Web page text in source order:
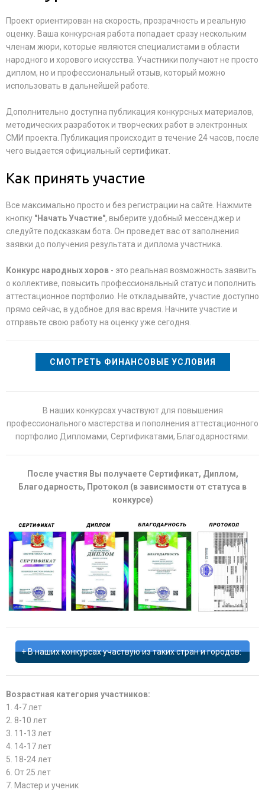
Проект ориентирован на скорость, прозрачность и реальную
оценку. Ваша конкурсная работа попадает сразу нескольким
членам жюри, которые являются специалистами в области
народного и хорового искусства. Участники получают не просто
диплом, но и профессиональный отзыв, который можно
использовать в дальнейшей работе.
Дополнительно доступна публикация конкурсных материалов,
методических разработок и творческих работ в электронных
СМИ проекта. Публикация происходит в течение 24 часов, после
чего выдается официальный сертификат.
Как принять участие
Все максимально просто и без регистрации на сайте. Нажмите
кнопку "Начать Участие", выберите удобный мессенджер и
следуйте подсказкам бота. Он проведет вас от заполнения
заявки до получения результата и диплома участника.
Конкурс народных хоров - это реальная возможность заявить
о коллективе, повысить профессиональный статус и пополнить
аттестационное портфолио. Не откладывайте, участие доступно
прямо сейчас, в удобное для вас время. Начните участие и
отправьте свою работу на оценку уже сегодня.
СМОТРЕТЬ ФИНАНСОВЫЕ УСЛОВИЯ
В наших конкурсах участвуют для повышения
профессионального мастерства и пополнения аттестационного
портфолио Дипломами, Сертификатами, Благодарностями.
После участия Вы получаете Сертификат, Диплом,
Благодарность, Протокол (в зависимости от статуса в
конкурсе)
В наших конкурсах участвую из таких стран и городов:
Возрастная категория участников:
1. 4-7 лет
2. 8-10 лет
3. 11-13 лет
4. 14-17 лет
5. 18-24 лет
6. От 25 лет
7. Мастер и ученик